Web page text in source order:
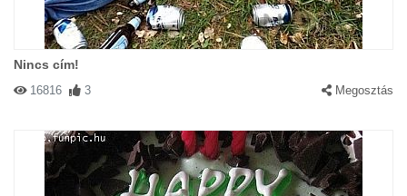
Nincs cím!
16816 3 Megosztás